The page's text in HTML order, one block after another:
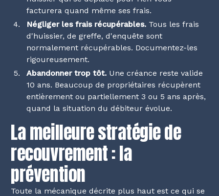
facturera quand même ses frais.
Négliger les frais récupérables. Tous les frais
d'huissier, de greffe, d'enquête sont
normalement récupérables. Documentez-les
rigoureusement.
Abandonner trop tôt. Une créance reste valide
10 ans. Beaucoup de propriétaires récupèrent
entièrement ou partiellement 3 ou 5 ans après,
quand la situation du débiteur évolue.
La meilleure stratégie de
recouvrement : la
prévention
Toute la mécanique décrite plus haut est ce qui se